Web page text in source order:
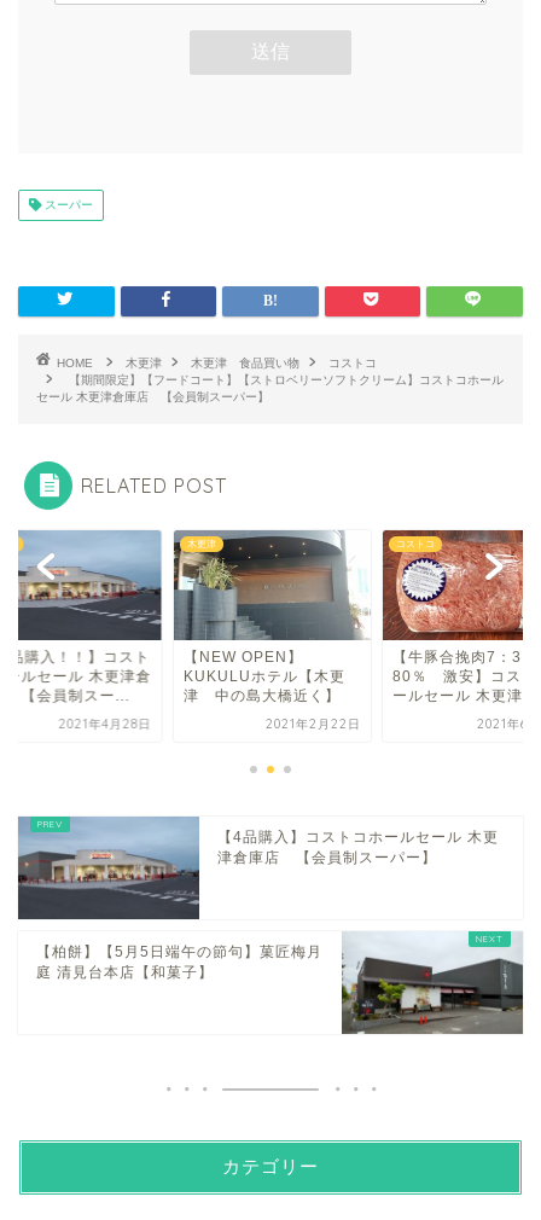
スーパー
HOME 木更津 木更津 食品買い物
コストコ
【期間限定】【フードコート】【ストロベリーソフトクリーム】コストコホール
セール 木更津倉庫店 【会員制スーパー】
RELATED POST
品購入！！】コスト
ールセール 木更津倉
【会員制スー...
2021年4月28日
木更津
【NEW OPEN】
KUKULUホテル【木更
津 中の島大橋近く】
2021年2月22日
コストコ
【牛豚合挽肉7：3
80％ 激安】コスト
ールセール 木更津...
2021年6
【4品購入】コストコホールセール 木更
津倉庫店 【会員制スーパー】
【柏餅】【5月5日端午の節句】菓匠梅月
庭 清見台本店【和菓子】
カテゴリー